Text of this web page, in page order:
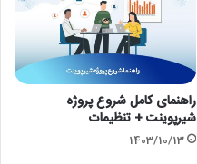
راهنمای کامل شروع پروژه
شیرپوینت + تنظیمات
1403/10/13